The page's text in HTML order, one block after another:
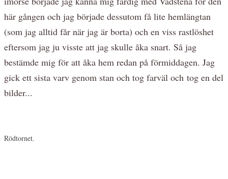
här gången och jag började dessutom få lite hemlängtan
(som jag alltid får när jag är borta) och en viss rastlöshet
eftersom jag ju visste att jag skulle åka snart. Så jag
bestämde mig för att åka hem redan på förmiddagen. Jag
gick ett sista varv genom stan och tog farväl och tog en del
bilder...
Rödtornet.